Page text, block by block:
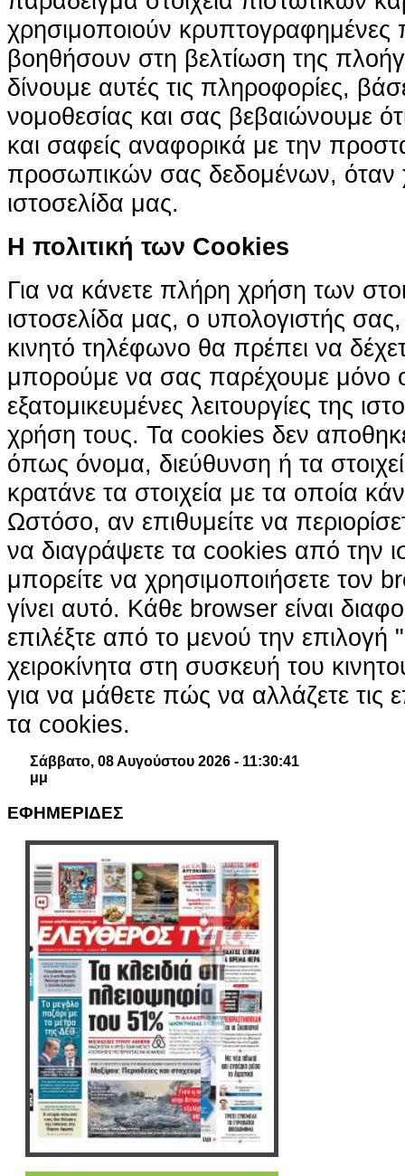
χρησιμοποιούν κρυπτογραφημένες
βοηθήσουν στη βελτίωση της
δίνουμε αυτές τις πληροφορίες,
νομοθεσίας και σας βεβαιώνουμε ότι
και σαφείς αναφορικά με την
προσωπικών σας δεδομένων, όταν
ιστοσελίδα μας.
H πολιτική των Cookies
Για να κάνετε πλήρη χρήση των
ιστοσελίδα μας, ο υπολογιστής
κινητό τηλέφωνο θα πρέπει να
μπορούμε να σας παρέχουμε μόνο
εξατομικευμένες λειτουργίες της
χρήση τους. Τα cookies δεν
όπως όνομα, διεύθυνση ή τα
κρατάνε τα στοιχεία με τα οποία
Ωστόσο, αν επιθυμείτε να
να διαγράψετε τα cookies από την
μπορείτε να χρησιμοποιήσετε τον
γίνει αυτό. Κάθε browser είναι
επιλέξτε από το μενού την επιλογή
χειροκίνητα στη συσκευή του
για να μάθετε πώς να αλλάζετε τις
τα cookies.
Σάββατο, 08 Αυγούστου 2026 - 11:30:42
μμ
ΕΦΗΜΕΡΙΔΕΣ